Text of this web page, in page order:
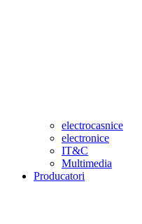
electrocasnice
electronice
IT&C
Multimedia
Producatori